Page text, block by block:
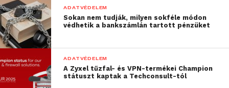
ADATVÉDELEM
Sokan nem tudják, milyen sokféle módon
védhetik a bankszámlán tartott pénzüket
ADATVÉDELEM
A Zyxel tűzfal- és VPN-termékei Champion
státuszt kaptak a Techconsult-tól